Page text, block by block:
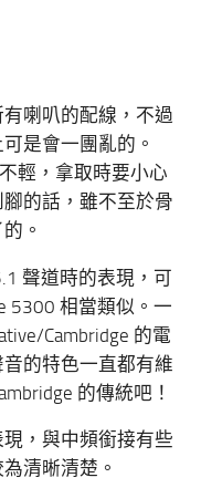
喇叭的配線，不過
是會一團亂的。
輕，拿取時要小心
的話，雖不至於骨
。
聲道時的表現，可
5300 相當類似。一
Cambridge 的電
的特色一直都有維
的傳統吧！
，與中頻銜接有些
清晰清楚。